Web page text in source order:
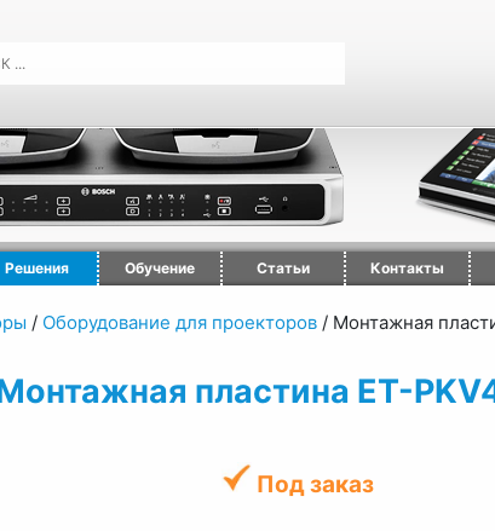
Решения Обучение Статьи Контакты
/ Оборудование для проекторов / Монтажная
пластина ET-
Под заказ